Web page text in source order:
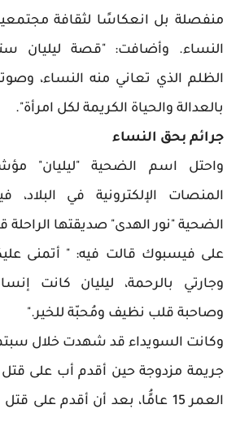
منفصلة بل انعكاسًا لثقافة
النساء. وأضافت: "قصة ليليان
الظلم الذي تعاني منه النساء،
بالعدالة والحياة الكريمة لكل امرأة".
جرائم بحق النساء
واحتل اسم الضحية "ليليان"
المنصات الإلكترونية في
الضحية "نور الهدى" صديقتها الراحلة
على فيسبوك قالت فيه: " أتمنى
وجارتي بالرحمة، ليليان كانت
وصاحبة قلب نظيف ومُحبّة للخير."
وكانت السويداء قد شهدت خلال
جريمة مزدوجة حين أقدم أب على قتل
العمر 15 عامًُا، بعد أن أقدم على